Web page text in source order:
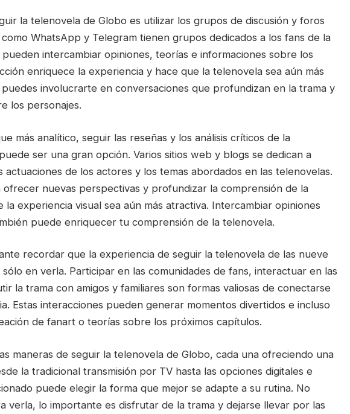
la telenovela de Globo es utilizar los grupos de discusión y foros
WhatsApp y Telegram tienen grupos dedicados a los fans de la
intercambiar opiniones, teorías e informaciones sobre los
enriquece la experiencia y hace que la telenovela sea aún más
involucrarte en conversaciones que profundizan en la trama y
los personajes.
más analítico, seguir las reseñas y los análisis críticos de la
ser una gran opción. Varios sitios web y blogs se dedican a
actuaciones de los actores y los temas abordados en las telenovelas.
ofrecer nuevas perspectivas y profundizar la comprensión de la
la experiencia visual sea aún más atractiva. Intercambiar opiniones
puede enriquecer tu comprensión de la telenovela.
recordar que la experiencia de seguir la telenovela de las nueve
en verla. Participar en las comunidades de fans, interactuar en las
la trama con amigos y familiares son formas valiosas de conectarse
Estas interacciones pueden generar momentos divertidos e incluso
de fanart o teorías sobre los próximos capítulos.
maneras de seguir la telenovela de Globo, cada una ofreciendo una
la tradicional transmisión por TV hasta las opciones digitales e
puede elegir la forma que mejor se adapte a su rutina. No
verla, lo importante es disfrutar de la trama y dejarse llevar por las